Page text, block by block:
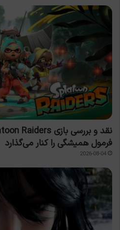
فرمول همیشگی را کنار می‌گذارد
2026-08-04